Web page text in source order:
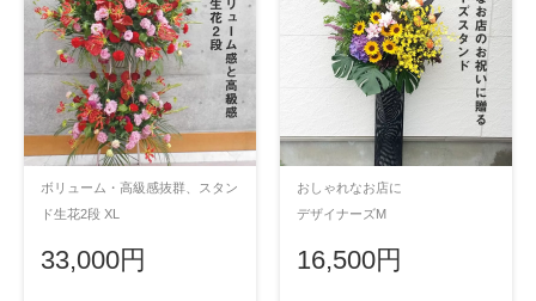
ボリューム・高級感抜群、スタン
ド生花2段 XL
33,000円
おしゃれなお店に
デザイナーズM
16,500円